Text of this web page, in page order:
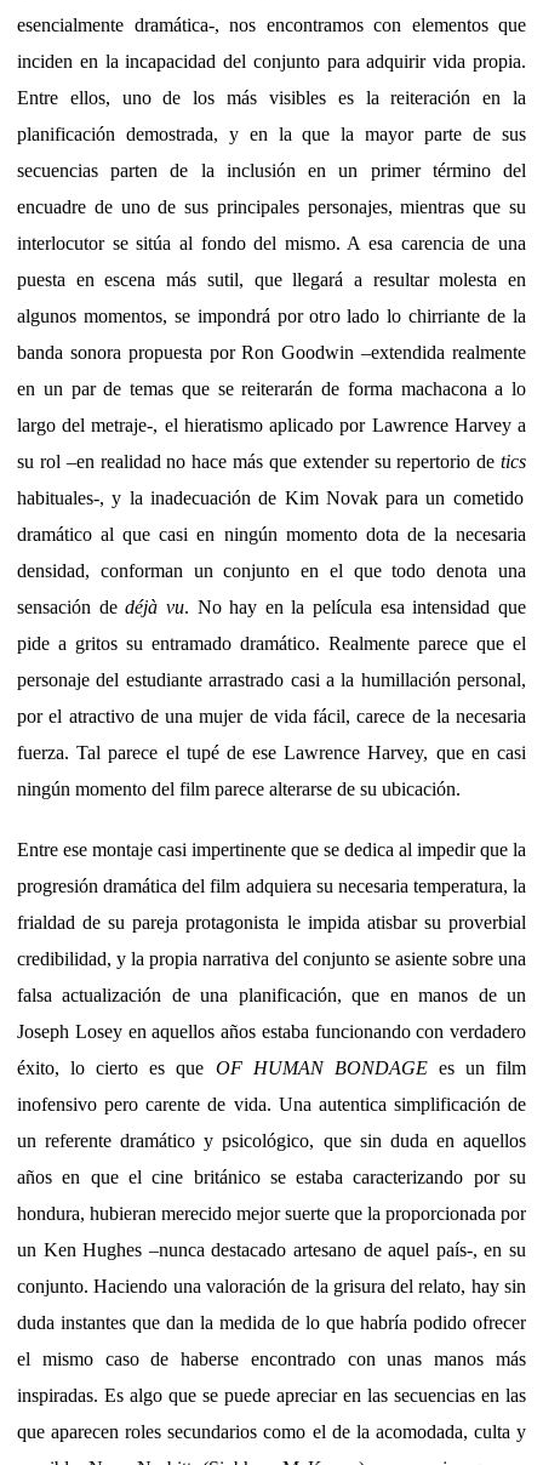
esencialmente dramática-, nos encontramos con elementos que
inciden en la incapacidad del conjunto para adquirir vida propia.
Entre ellos, uno de los más visibles es la reiteración en la
planificación demostrada, y en la que la mayor parte de sus
secuencias parten de la inclusión en un primer término del
encuadre de uno de sus principales personajes, mientras que su
interlocutor se sitúa al fondo del mismo. A esa carencia de una
puesta en escena más sutil, que llegará a resultar molesta en
algunos momentos, se impondrá por otro lado lo chirriante de la
banda sonora propuesta por Ron Goodwin –extendida realmente
en un par de temas que se reiterarán de forma machacona a lo
largo del metraje-, el hieratismo aplicado por Lawrence Harvey a
su rol –en realidad no hace más que extender su repertorio de tics
habituales-, y la inadecuación de Kim Novak para un cometido
dramático al que casi en ningún momento dota de la necesaria
densidad, conforman un conjunto en el que todo denota una
sensación dedéjà vu. No hay en la película esa intensidad que
pide a gritos su entramado dramático. Realmente parece que el
personaje del estudiante arrastrado casi a la humillación personal,
por el atractivo de una mujer de vida fácil, carece de la necesaria
fuerza. Tal parece el tupé de ese Lawrence Harvey, que en casi
ningún momento del film parece alterarse de su ubicación.
Entre ese montaje casi impertinente que se dedica al impedir que la
progresión dramática del film adquiera su necesaria temperatura, la
frialdad de su pareja protagonista le impida atisbar su proverbial
credibilidad, y la propia narrativa del conjunto se asiente sobre una
falsa actualización de una planificación, que en manos de un
Joseph Losey en aquellos años estaba funcionando con verdadero
éxito, lo cierto es que OF HUMAN BONDAGEes un film
inofensivo pero carente de vida. Una autentica simplificación de
un referente dramático y psicológico, que sin duda en aquellos
años en que el cine británico se estaba caracterizando por su
hondura, hubieran merecido mejor suerte que la proporcionada por
un Ken Hughes –nunca destacado artesano de aquel país-, en su
conjunto. Haciendo una valoración de la grisura del relato, hay sin
duda instantes que dan la medida de lo que habría podido ofrecer
el mismo caso de haberse encontrado con unas manos más
inspiradas. Es algo que se puede apreciar en las secuencias en las
que aparecen roles secundarios como el de la acomodada, culta y